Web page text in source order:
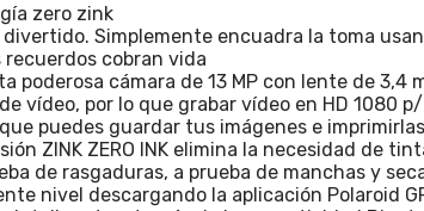
zero zink
divertido. Simplemente encuadra la toma
cobran vida
poderosa cámara de 13 MP con lente de
vídeo, por lo que grabar vídeo en HD 1080
puedes guardar tus imágenes e
ZINK ZERO INK elimina la necesidad de
de rasgaduras, a prueba de manchas y
nivel descargando la aplicación Polaroid